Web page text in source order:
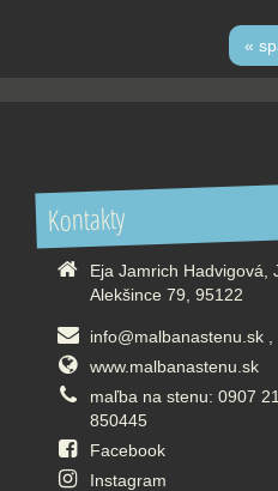
«
Kontakty
Eja Jamrich Hadvigová,
Alekšince 79, 95122
info@malbanastenu.sk
www.malbanastenu.sk
maľba na stenu: 0907
850445
Facebook
Instagram